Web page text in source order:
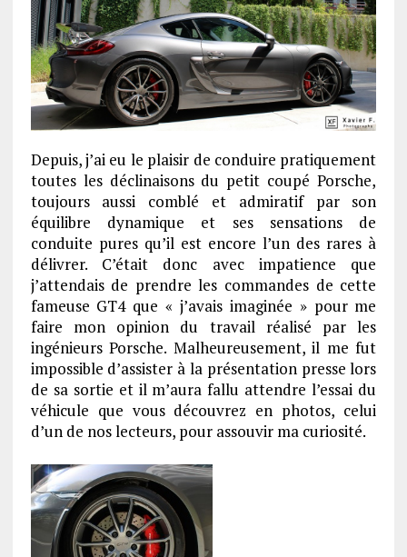
Depuis, j’ai eu le plaisir de conduire pratiquement
toutes les déclinaisons du petit coupé Porsche,
toujours aussi comblé et admiratif par son
équilibre dynamique et ses sensations de
conduite pures qu’il est encore l’un des rares à
délivrer. C’était donc avec impatience que
j’attendais de prendre les commandes de cette
fameuse GT4 que « j’avais imaginée » pour me
faire mon opinion du travail réalisé par les
ingénieurs Porsche. Malheureusement, il me fut
impossible d’assister à la présentation presse lors
de sa sortie et il m’aura fallu attendre l’essai du
véhicule que vous découvrez en photos, celui
d’un de nos lecteurs, pour assouvir ma curiosité.